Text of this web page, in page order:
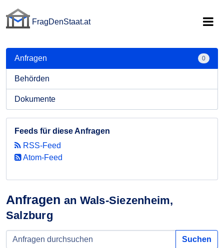
FragDenStaat.at
Anfragen an Wals-Siezenheim,
Salzburg
Suchen
Anfragen 0
Behörden
Dokumente
Feeds für diese Anfragen
RSS-Feed
Atom-Feed